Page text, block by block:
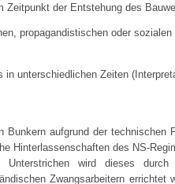
der Entstehung des
propagandistischen oder
unterschiedlichen Zeiten
aufgrund der technischen
Hinterlassenschaften des NS-
Unterstrichen wird dieses
Zwangsarbeitern